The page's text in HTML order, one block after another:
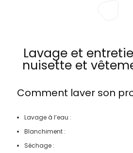
Lavage et
nuisette et
Comment laver son
Lavage à l’eau :
Blanchiment :
Séchage :